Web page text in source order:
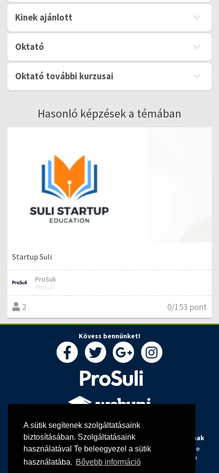
A sütik segítenek szolgáltatásaink
biztosításában. Szolgáltatásaink
használatával Te beleegyezel a sütik
használatába. Bővebb információ
Kinek ajánlott
Oktató
Oktató további kurzusai
Hasonló képzések a témában
Startup Suli
ProSuli
ProSuli
2 0/153 pont
Kövess bennünket!
Rólunk
Kapcsolat
Oktatóink
Oktatóknak
Webuni blog
Webuni Stúdió
Hallgatóknak
Tanulj online
Képzések